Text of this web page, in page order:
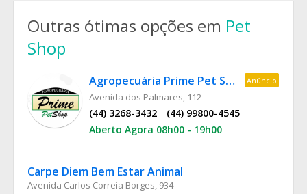
Outras ótimas opções em Pet
Shop
Agropecuária Prime Pet Shop Anúncio
Avenida dos Palmares, 112
(44) 3268-3432
(44) 99800-4545
Aberto Agora 08h00 - 19h00
Carpe Diem Bem Estar Animal
Avenida Carlos Correia Borges, 934